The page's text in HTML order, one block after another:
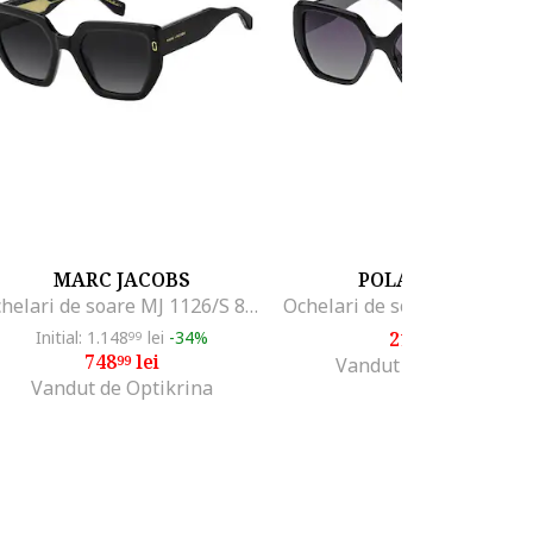
MARC JACOBS
Ochelari de soare MJ 1126/S 807/9O 52, Marime 52 mm
Initial: 1.14899 lei -34%
74899lei
Vandut de Optikrina
POLAR GLARE
219
Vandut de Optikrina